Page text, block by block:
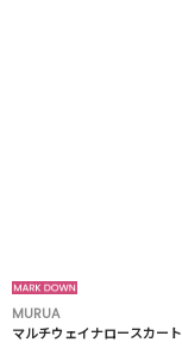
MURUA
マルチウェイナロースカート